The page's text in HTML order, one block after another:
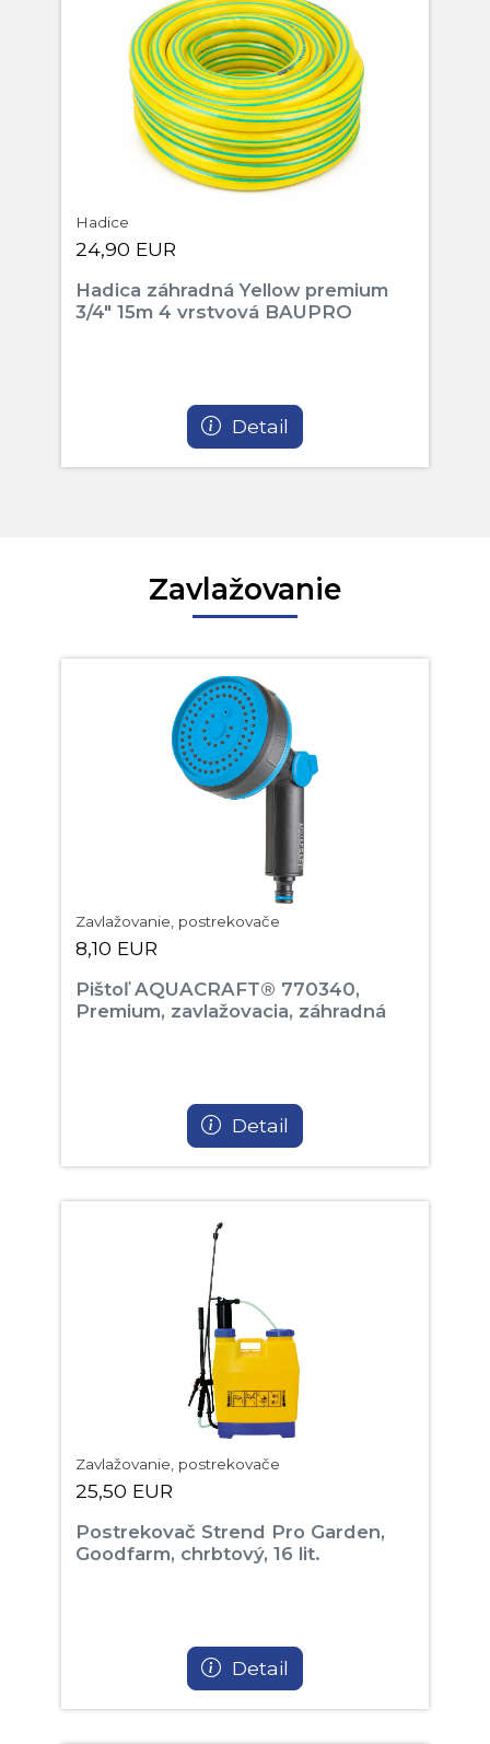
Hadice
24,90 EUR
Hadica záhradná Yellow premium
3/4" 15m 4 vrstvová BAUPRO
Detail
Zavlažovanie
Zavlažovanie, postrekovače
8,10 EUR
Pištoľ AQUACRAFT® 770340,
Premium, zavlažovacia, záhradná
Detail
Zavlažovanie, postrekovače
25,50 EUR
Postrekovač Strend Pro Garden,
Goodfarm, chrbtový, 16 lit.
Detail